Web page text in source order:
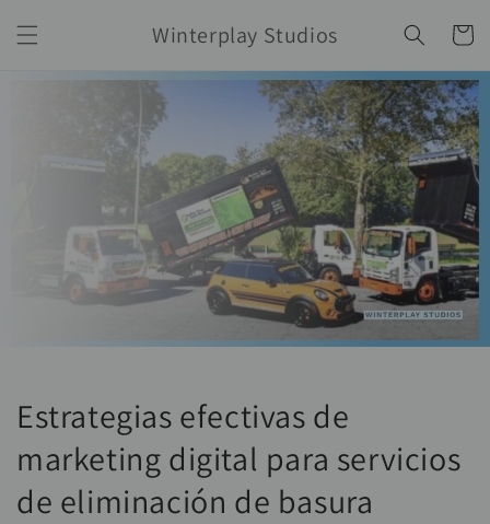
directamente
al contenido
Winterplay Studios Carrito
Estrategias efectivas de
marketing digital para servicios
de eliminación de basura